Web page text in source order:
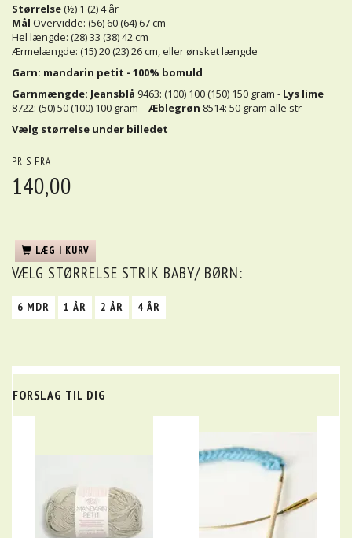
Størrelse(½) 1 (2) 4 år
Mål Overvidde: (56) 60 (64) 67 cm
Hel længde: (28) 33 (38) 42 cm
Ærmelængde: (15) 20 (23) 26 cm, eller ønsket længde
Garn: mandarin petit - 100% bomuld
Garnmængde: Jeansblå 9463: (100) 100 (150) 150 gram - Lys lime
8722: (50) 50 (100) 100 gram -Æblegrøn 8514: 50 gram alle str
Vælg størrelse under billedet
PRIS FRA
140,00
LÆG I KURV
VÆLG STØRRELSE STRIK BABY/ BØRN:
6 MDR 1 ÅR 2 ÅR 4 ÅR
FORSLAG TIL DIG